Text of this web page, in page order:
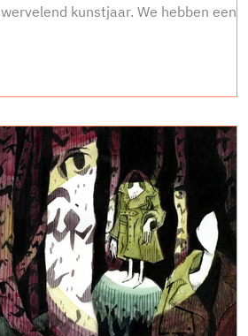
wervelend kunstjaar. We hebben een
verder over ons jaar vol kleurrijk verzet,
liefdevolle strijd om gelijkheid.
(UN)DOCUMENTED: queer vluchtelingen
Nine fotografeert de laatste 3 jaar de
ongedocumenteerde vluchtelingen die
geholpen worden door Queer to
Support. Dit doe